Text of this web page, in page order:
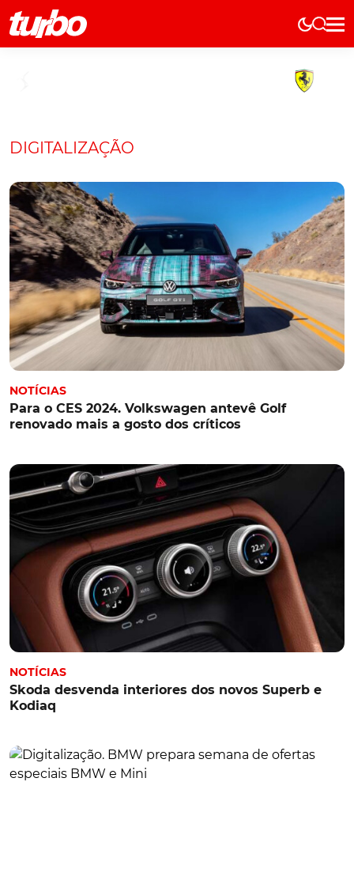
Elétricos
Marcas
Comerciais
Curiosidades
Elétricos
Técnica
Testes
DIGITALIZAÇÃO
NOTÍCIAS
Para o CES 2024. Volkswagen antevê Golf
renovado mais a gosto dos críticos
NOTÍCIAS
Skoda desvenda interiores dos novos Superb e
Kodiaq